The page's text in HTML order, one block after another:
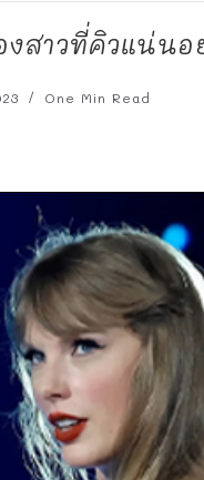
สาวที่คิวแน่นอ
One Min Read